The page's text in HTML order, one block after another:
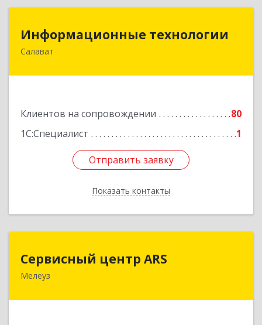
Информационные технологии
Салават
Клиентов на сопровождении
80
1С:Специалист
1
Отправить заявку
Показать контакты
Информационные технологии
Отправить заявку
Назад
Сервисный центр ARS
Мелеуз